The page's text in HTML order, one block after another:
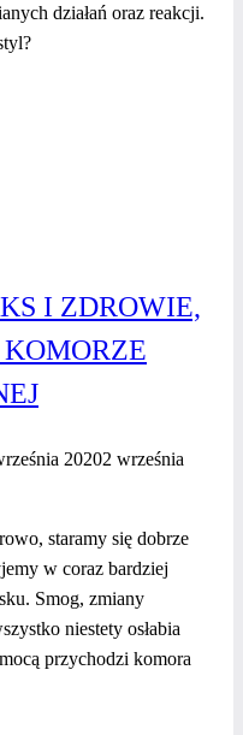
działań oraz reakcji.
I ZDROWIE,
20202 września
staramy się dobrze
w coraz bardziej
Smog, zmiany
niestety osłabia
przychodzi komora